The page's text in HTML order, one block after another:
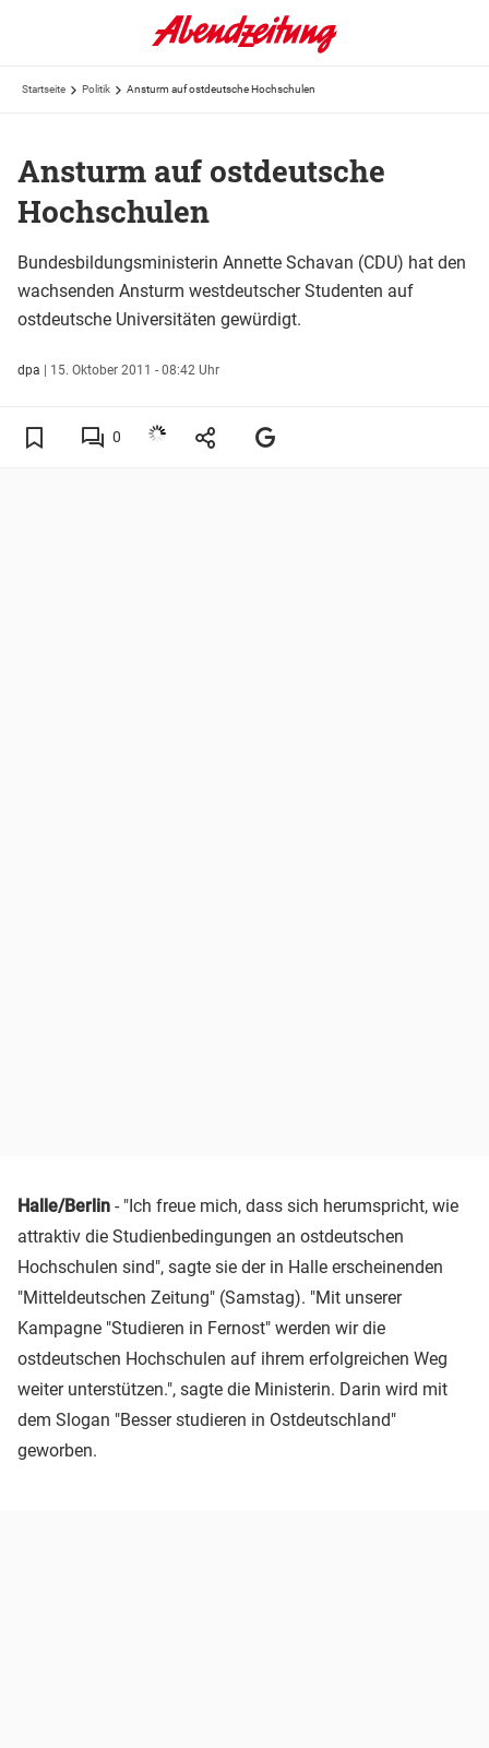
Startseite Politik Ansturm auf ostdeutsche Hochschulen
Ansturm auf ostdeutsche
Hochschulen
Bundesbildungsministerin Annette Schavan (CDU) hat den
wachsenden Ansturm westdeutscher Studenten auf
ostdeutsche Universitäten gewürdigt.
dpa | 15. Oktober 2011 - 08:42 Uhr
0
Halle/Berlin - "Ich freue mich, dass sich herumspricht, wie
attraktiv die Studienbedingungen an ostdeutschen
Hochschulen sind", sagte sie der in Halle erscheinenden
"Mitteldeutschen Zeitung" (Samstag). "Mit unserer
Kampagne "Studieren in Fernost" werden wir die
ostdeutschen Hochschulen auf ihrem erfolgreichen Weg
weiter unterstützen.", sagte die Ministerin. Darin wird mit
dem Slogan "Besser studieren in Ostdeutschland"
geworben.